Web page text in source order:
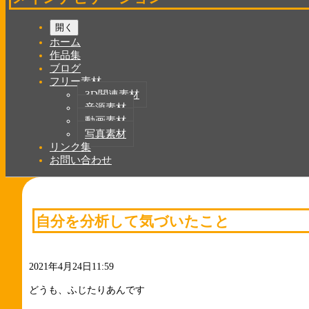
開く
ホーム
作品集
ブログ
フリー素材
3D関連素材
音源素材
動画素材
写真素材
リンク集
お問い合わせ
自分を分析して気づいたこと
2021年4月24日11:59
どうも、ふじたりあんです